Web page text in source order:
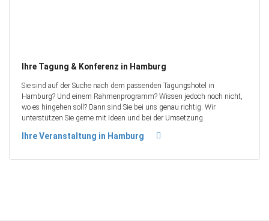
Ihre Tagung & Konferenz in Hamburg
Sie sind auf der Suche nach dem passenden Tagungshotel in
Hamburg? Und einem Rahmenprogramm? Wissen jedoch noch nicht,
wo es hingehen soll? Dann sind Sie bei uns genau richtig. Wir
unterstützen Sie gerne mit Ideen und bei der Umsetzung.
Ihre Veranstaltung in Hamburg